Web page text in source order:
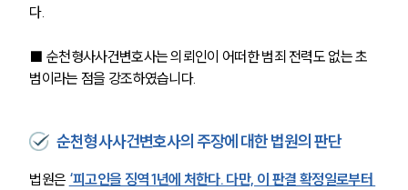
다.
■ 순천형사사건변호사는 의뢰인이 어떠한 범죄 전력도 없는 초
범이라는 점을 강조하였습니다.
순천형사사건변호사의 주장에 대한 법원의 판단
법원은 ‘피고인을 징역 1년에 처한다. 다만, 이 판결 확정일로부터